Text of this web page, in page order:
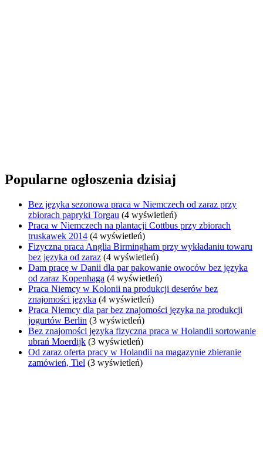
Popularne ogłoszenia dzisiaj
Bez języka sezonowa praca w Niemczech od zaraz przy
zbiorach papryki Torgau (4 wyświetleń)
Praca w Niemczech na plantacji Cottbus przy zbiorach
truskawek 2014 (4 wyświetleń)
Fizyczna praca Anglia Birmingham przy wykładaniu towaru
bez języka od zaraz (4 wyświetleń)
Dam pracę w Danii dla par pakowanie owoców bez języka
od zaraz Kopenhaga (4 wyświetleń)
Praca Niemcy w Kolonii na produkcji deserów bez
znajomości języka (4 wyświetleń)
Praca Niemcy dla par bez znajomości języka na produkcji
jogurtów Berlin (3 wyświetleń)
Bez znajomości języka fizyczna praca w Holandii sortowanie
ubrań Moerdijk (3 wyświetleń)
Od zaraz oferta pracy w Holandii na magazynie zbieranie
zamówień, Tiel (3 wyświetleń)